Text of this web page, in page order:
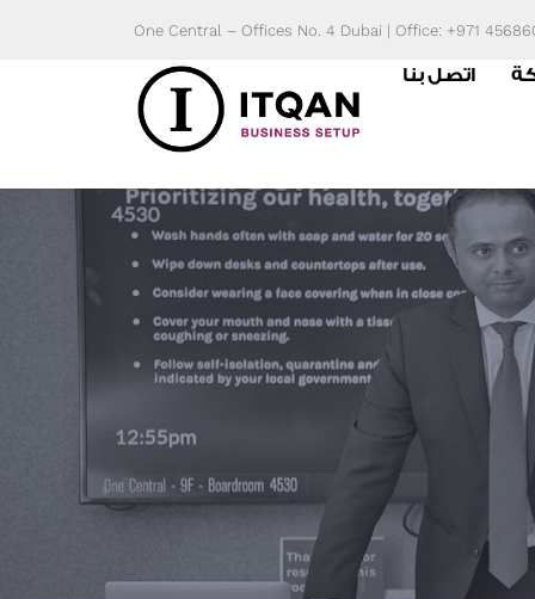
One Central – Offices No. 4 Dubai | Office: +971
اتصل بنا